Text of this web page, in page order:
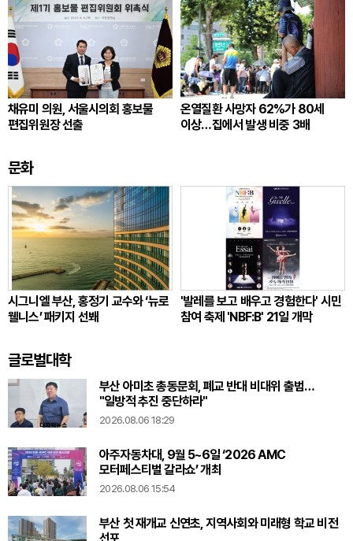
채유미 의원, 서울시의회 홍보물
편집위원장 선출
온열질환 사망자 62%가 80세
이상…집에서 발생 비중 3배
문화
시그니엘 부산, 홍정기 교수와 ‘뉴로
웰니스’ 패키지 선봬
'발레를 보고 배우고 경험한다' 시민
참여 축제 'NBF:B' 21일 개막
글로벌대학
부산 아미초 총동문회, 폐교 반대 비대위 출범…
"일방적 추진 중단하라"
2026.08.06 18:29
아주자동차대, 9월 5~6일 ‘2026 AMC
모터페스티벌 갈라쇼’ 개최
2026.08.06 15:54
부산 첫 재개교 신연초, 지역사회와 미래형 학교 비전